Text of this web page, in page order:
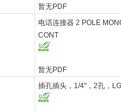
暂无PDF
电话连接器 2 POLE
CONT
暂无PDF
插孔插头，1/4''，2孔，